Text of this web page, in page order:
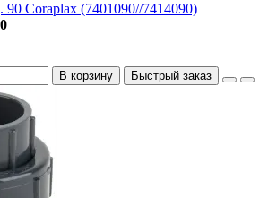
90 Coraplax (7401090//7414090)
В корзину Быстрый заказ